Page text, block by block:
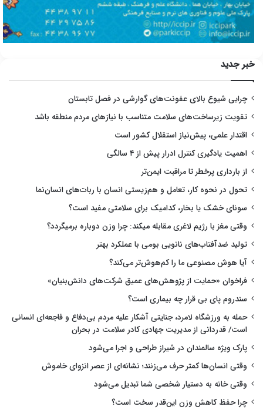
خبر جدید
چرایی شیوع بالای عفونت‌های گوارشی در فصل تابستان
تقویت زیرساخت‌های سلامت متناسب با نیازهای مردم منطقه باشد
اقتدار علمی، پیش‌نیاز استقلال کشور است
اهمیت یادگیری کنترل ادرار پیش از ۴ سالگی
از بارداری پرخطر تا مراقبت ایمن‌تر
تحول در نحوه کار، تعامل و هم‌زیستی انسان با ربات‌های انسان‌نما
سونای خشک یا بخار، کدامیک برای سلامتی مفید است؟
وقتی مغز با رژیم لاغری مقابله میکند: چرا وزن دوباره برمیگردد؟
تولید ضدآفتاب‌های نانویی بومی با عملکرد بهتر
آیا هوش مصنوعی ما را کم‌هوش‌تر می‌کند؟
فراخوان «حمایت از پژوهش‌های عمیق شرکت‌های دانش‌بنیان»
سندروم پای بی قرار چه بیماری است؟
حمله به ورزشگاه لامرد، جنایتی آشکار علیه مردم بی‌دفاع و فاجعه‌ای انسانی
است/ قدردانی از مدیریت جهادی کادر سلامت در بحران
پارک ویژه سالمندان در شیراز طراحی و اجرا می‌شود
وقتی انسان‌ها کمتر حرف می‌زنند؛ نشانه‌ای از عصر انزوای خاموش
وقتی خانه به دستیار شخصی شما تبدیل می‌شود
چرا حفظ کاهش وزن این‌قدر سخت است؟